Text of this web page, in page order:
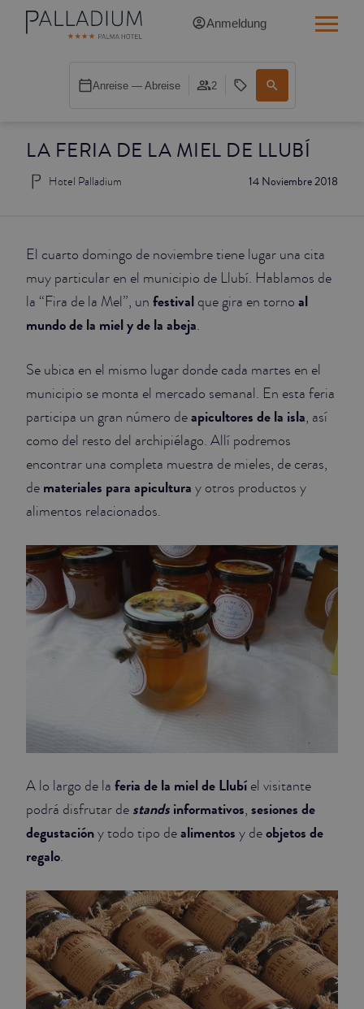
LA FERIA DE LA MIEL DE LLUBÍ
14 Noviembre 2018
Hotel Palladium
El cuarto domingo de noviembre tiene lugar una cita
muy particular en el municipio de Llubí. Hablamos de
la “Fira de la Mel”, un festival que gira en torno al
mundo de la miel y de la abeja.
Se ubica en el mismo lugar donde cada martes en el
municipio se monta el mercado semanal. En esta feria
participa un gran número deapicultores de la isla, así
como del resto del archipiélago. Allí podremos
encontrar una completa muestra de mieles, de ceras,
de materiales para apicultura y otros productos y
alimentos relacionados.
A lo largo de la feria de la miel de Llubí el visitante
podrá disfrutar de standsinformativos, sesiones de
degustacióny todo tipo dealimentos y deobjetos de
regalo.
Anmeldung
Anreise — Abreise 2
SINGLE BALCONY CATHEDRAL
DOUBLE RED
DOUBLE INN CATHEDRAL
JUNIOR SUITES